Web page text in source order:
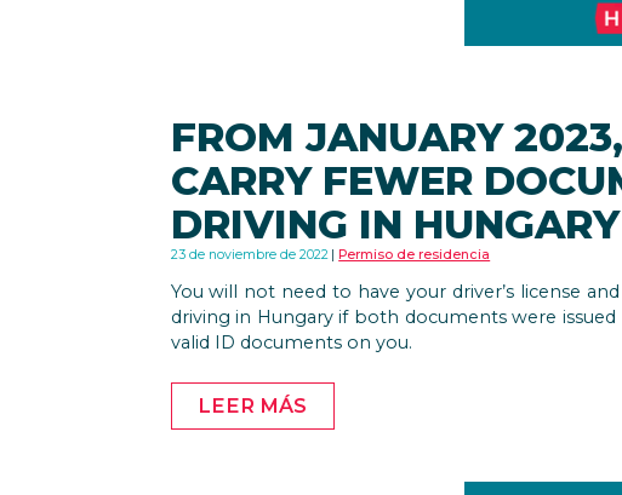
FROM JANUARY
CARRY FEWER
DRIVING IN HUNGARY
23 de noviembre de 2022 Permiso de residencia
You will not need to have your driver’s license
driving in Hungary if both documents were
valid ID documents on you.
LEER MÁS